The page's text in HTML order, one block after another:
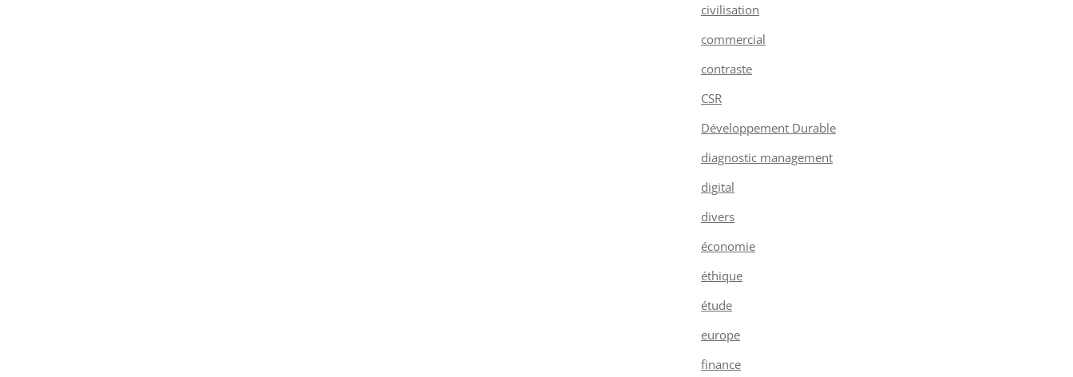
civilisation
commercial
contraste
CSR
Développement Durable
diagnostic management
digital
divers
économie
éthique
étude
europe
finance